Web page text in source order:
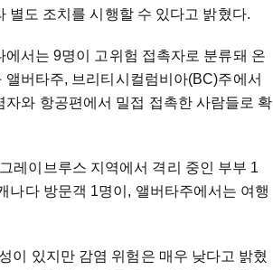
별도 조치를 시행할 수 있다고 밝혔다.
에서는 9명이 고위험 접촉자로 분류돼 온
앨버타주, 브리티시컬럼비아(BC)주에서
와 항공편에서 밀접 접촉한 사람들로 확
레이브루스 지역에서 격리 중인 부부 1
나다 방문객 1명이, 앨버타주에서는 여행
이 있지만 감염 위험은 매우 낮다고 밝혔